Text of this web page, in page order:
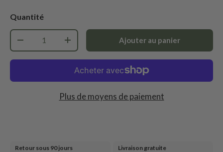
Quantité
Qté
-
+ Ajouter au panier
Plus de moyens de paiement
Retour sous 90 jours Livraison gratuite